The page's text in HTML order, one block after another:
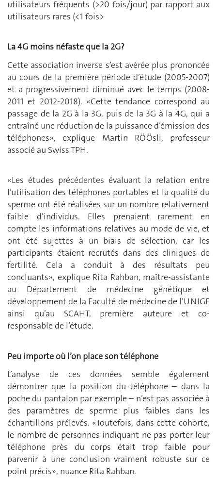
utilisateurs fréquents (>20 fois/jour) par rapport aux
utilisateurs rares (<1 fois>
La 4G moins néfaste que la 2G?
Cette association inverse s’est avérée plus prononcée
au cours de la première période d’étude (2005-2007)
et a progressivement diminué avec le temps (2008-
2011 et 2012-2018). «Cette tendance correspond au
passage de la 2G à la 3G, puis de la 3G à la 4G, qui a
entraîné une réduction de la puissance d’émission des
téléphones», explique Martin RÖÖsli, professeur
associé au Swiss TPH.
«Les études précédentes évaluant la relation entre
l’utilisation des téléphones portables et la qualité du
sperme ont été réalisées sur un nombre relativement
faible d’individus. Elles prenaient rarement en
compte les informations relatives au mode de vie, et
ont été sujettes à un biais de sélection, car les
participants étaient recrutés dans des cliniques de
fertilité. Cela a conduit à des résultats peu
concluants», explique Rita Rahban, maître-assistante
au Département de médecine génétique et
développement de la Faculté de médecine de l’UNIGE
ainsi qu’au SCAHT, première auteure et co-
responsable de l’étude.
Peu importe où l’on place son téléphone
L’analyse de ces données semble également
démontrer que la position du téléphone – dans la
poche du pantalon par exemple – n’est pas associée à
des paramètres de sperme plus faibles dans les
échantillons prélevés. «Toutefois, dans cette cohorte,
le nombre de personnes indiquant ne pas porter leur
téléphone près du corps était trop faible pour
parvenir à une conclusion vraiment robuste sur ce
point précis», nuance Rita Rahban.